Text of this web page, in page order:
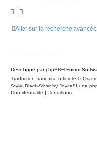
Aller sur la recherche avancée
Développé parphpBB® Forum
Traduction française officielle ©Qiaeru
Style: Black-Silver by Joyce&Luna
Confidentialité | Conditions